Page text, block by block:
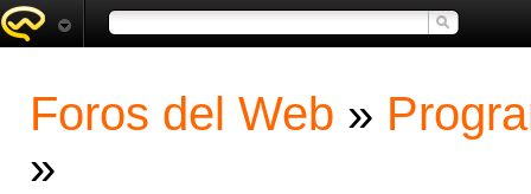
Foros del Web »
»